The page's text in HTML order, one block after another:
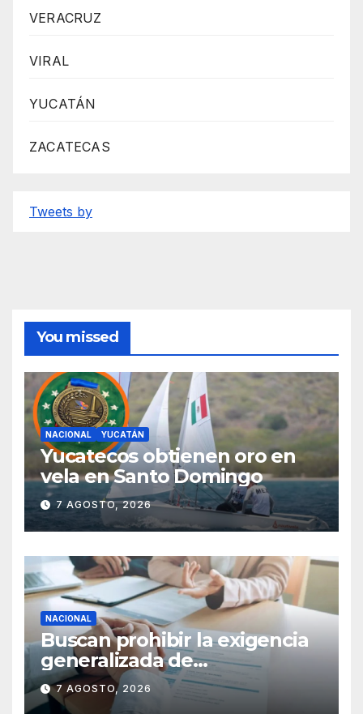
VERACRUZ
VIRAL
YUCATÁN
ZACATECAS
Tweets by
You missed
NACIONAL YUCATÁN
Yucatecos obtienen oro en
vela en Santo Domingo
7 AGOSTO, 2026
NACIONAL
Buscan prohibir la exigencia
generalizada de
antecedentes penales para
obtener empleo en México
7 AGOSTO, 2026